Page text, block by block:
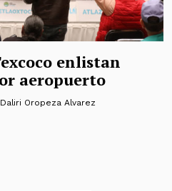
enlistan
aeropuerto
Daliri Oropeza Alvarez